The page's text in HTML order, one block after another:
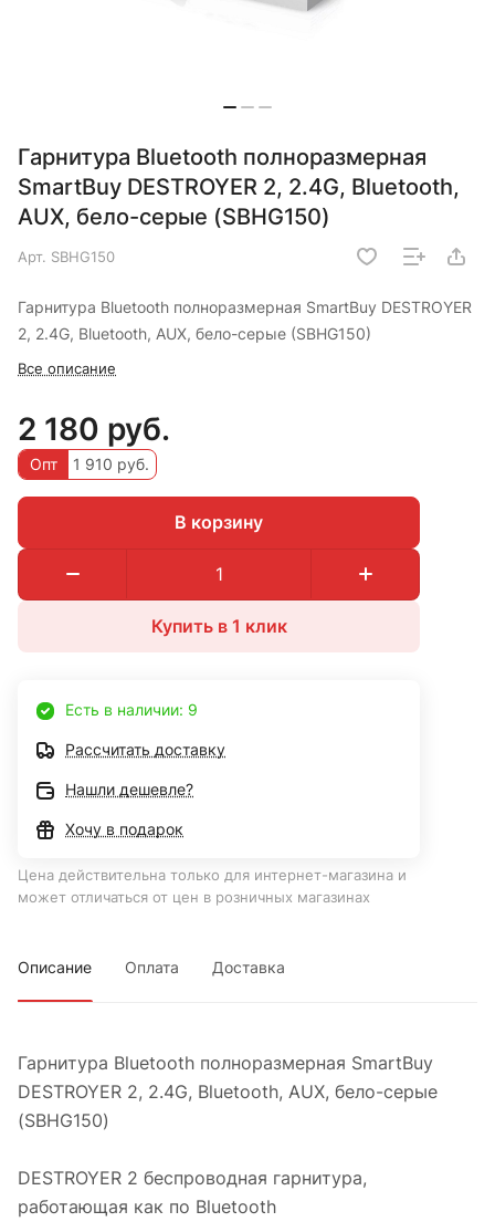
Гарнитура Bluetooth полноразмерная
SmartBuy DESTROYER 2, 2.4G, Bluetooth,
AUX, бело-серые (SBHG150)
Арт. SBHG150
Гарнитура Bluetooth полноразмерная SmartBuy DESTROYER
2, 2.4G, Bluetooth, AUX, бело-серые (SBHG150)
Все описание
2 180 руб.
Опт 1 910 руб.
В корзину
Купить в 1 клик
Есть в наличии: 9
Рассчитать доставку
Нашли дешевле?
Хочу в подарок
Цена действительна только для интернет-магазина и
может отличаться от цен в розничных магазинах
Описание Оплата Доставка
Гарнитура Bluetooth полноразмерная SmartBuy
DESTROYER 2, 2.4G, Bluetooth, AUX, бело-серые
(SBHG150)
DESTROYER 2 беспроводная гарнитура,
работающая как по Bluetooth